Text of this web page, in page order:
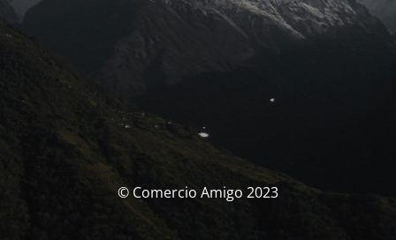
© Comercio Amigo 2023